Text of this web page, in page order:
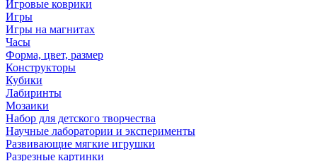
Игровые коврики
Игры
Игры на магнитах
Часы
Форма, цвет, размер
Конструкторы
Кубики
Лабиринты
Мозаики
Набор для детского творчества
Научные лаборатории и эксперименты
Развивающие мягкие игрушки
Разрезные картинки